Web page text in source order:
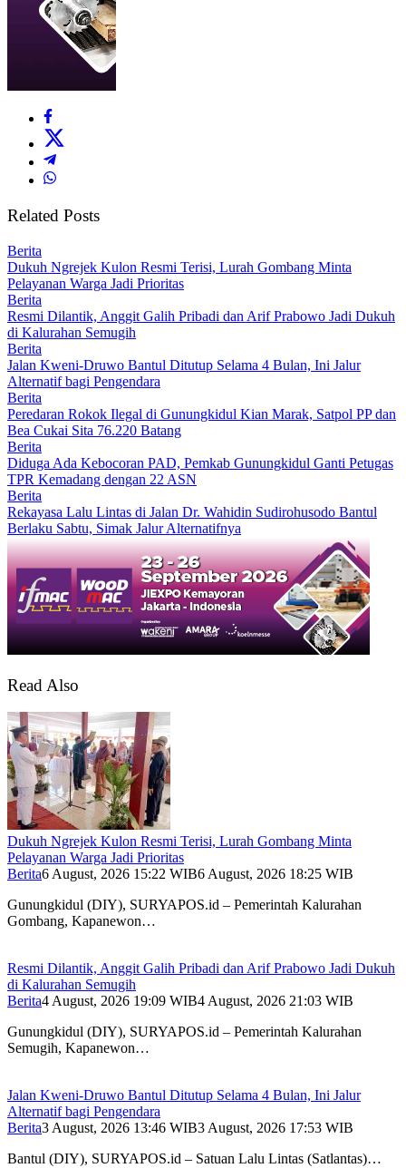
Related Posts
Berita
Dukuh Ngrejek Kulon Resmi Terisi, Lurah Gombang Minta
Pelayanan Warga Jadi Prioritas
Berita
Resmi Dilantik, Anggit Galih Pribadi dan Arif Prabowo Jadi Dukuh
di Kalurahan Semugih
Berita
Jalan Kweni-Druwo Bantul Ditutup Selama 4 Bulan, Ini Jalur
Alternatif bagi Pengendara
Berita
Peredaran Rokok Ilegal di Gunungkidul Kian Marak, Satpol PP dan
Bea Cukai Sita 76.220 Batang
Berita
Diduga Ada Kebocoran PAD, Pemkab Gunungkidul Ganti Petugas
TPR Kemadang dengan 22 ASN
Berita
Rekayasa Lalu Lintas di Jalan Dr. Wahidin Sudirohusodo Bantul
Berlaku Sabtu, Simak Jalur Alternatifnya
Read Also
Dukuh Ngrejek Kulon Resmi Terisi, Lurah Gombang Minta
Pelayanan Warga Jadi Prioritas
Berita6 August, 2026 15:22 WIB6 August, 2026 18:25 WIB
Gunungkidul (DIY), SURYAPOS.id – Pemerintah Kalurahan
Gombang, Kapanewon…
Resmi Dilantik, Anggit Galih Pribadi dan Arif Prabowo Jadi Dukuh
di Kalurahan Semugih
Berita4 August, 2026 19:09 WIB4 August, 2026 21:03 WIB
Gunungkidul (DIY), SURYAPOS.id – Pemerintah Kalurahan
Semugih, Kapanewon…
Jalan Kweni-Druwo Bantul Ditutup Selama 4 Bulan, Ini Jalur
Alternatif bagi Pengendara
Berita3 August, 2026 13:46 WIB3 August, 2026 17:53 WIB
Bantul (DIY), SURYAPOS.id – Satuan Lalu Lintas (Satlantas)…